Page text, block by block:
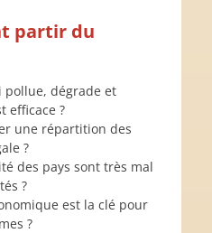
partir du
pollue, dégrade et
efficace ?
une répartition des
?
des pays sont très mal
?
est la clé pour
?